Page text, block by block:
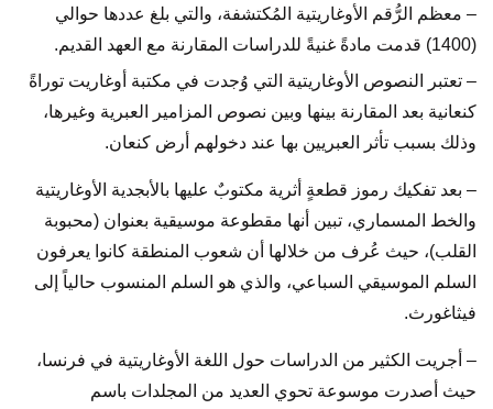
– معظم الرُّقم الأوغاريتية المُكتشفة، والتي بلغ عددها حوالي
(1400) قدمت مادةً غنيةً للدراسات المقارنة مع العهد القديم.
– تعتبر النصوص الأوغاريتية التي وُجدت في مكتبة أوغاريت توراةً
كنعانية بعد المقارنة بينها وبين نصوص المزامير العبرية وغيرها،
وذلك بسبب تأثر العبريين بها عند دخولهم أرض كنعان.
– بعد تفكيك رموز قطعةٍ أثرية مكتوبٌ عليها بالأبجدية الأوغاريتية
والخط المسماري، تبين أنها مقطوعة موسيقية بعنوان (محبوبة
القلب)، حيث عُرف من خلالها أن شعوب المنطقة كانوا يعرفون
السلم الموسيقي السباعي، والذي هو السلم المنسوب حالياً إلى
فيثاغورث.
– أجريت الكثير من الدراسات حول اللغة الأوغاريتية في فرنسا،
حيث أصدرت موسوعة تحوي العديد من المجلدات باسم